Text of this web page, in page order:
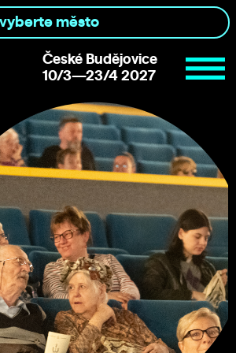
České Budějovice
10/3—23/4 2027